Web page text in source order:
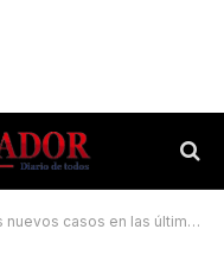
casos en las últimas 24 horas